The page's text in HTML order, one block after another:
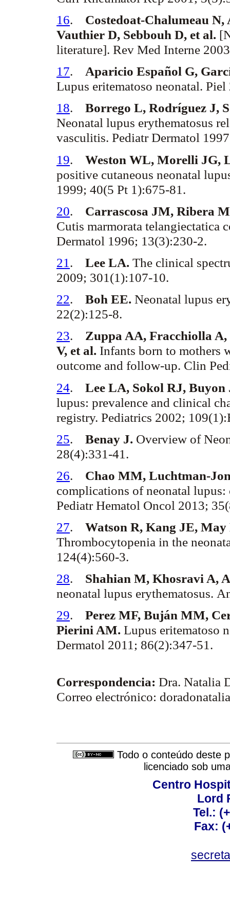
16. Costedoat-Chalumeau N,
Vauthier D, Sebbouh D, et al.
literature]. Rev Med Interne
17. Aparicio Español G,
Lupus eritematoso neonatal.
18. Borrego L, Rodríguez J,
Neonatal lupus erythematosus
vasculitis. Pediatr Dermatol
19. Weston WL, Morelli JG,
positive cutaneous neonatal
1999; 40(5 Pt 1):675-81.
20. Carrascosa JM, Ribera
Cutis marmorata telangiectatica
Dermatol 1996; 13(3):230-2.
21 . Lee LA. The clinical
2009; 301(1):107-10.
22. Boh EE. Neonatal lupus
22(2):125-8.
23. Zuppa AA, Fracchiolla A,
V, et al. Infants born to mothers
outcome and follow-up. Clin
24. Lee LA, Sokol RJ, Buyon
lupus: prevalence and clinical
registry. Pediatrics 2002;
25. Benay J. Overview of
28(4):331-41.
26. Chao MM, Luchtman-
complications of neonatal lupus:
Pediatr Hematol Oncol 2013;
27. Watson R, Kang JE,
Thrombocytopenia in the
124(4):560-3.
28. Shahian M, Khosravi A,
neonatal lupus erythematosus.
29. Perez MF, Buján MM,
Pierini AM. Lupus eritematoso
Dermatol 2011; 86(2):347-51.
Correspondencia: Dra. Natalia
Correo electrónico:
Todo o conteúdo deste
licenciado sob
Centro
Lord
Tel.:
Fax: